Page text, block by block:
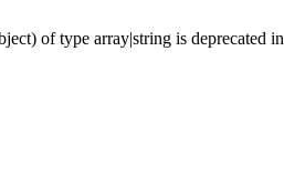
of type array|string is deprecated in